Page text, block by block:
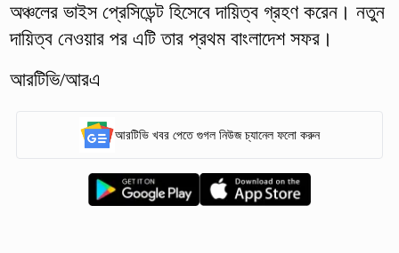
অঞ্চলের ভাইস প্রেসিডেন্ট হিসেবে দায়িত্ব গ্রহণ করেন। নতুন
দায়িত্ব নেওয়ার পর এটি তার প্রথম বাংলাদেশ সফর।
আরটিভি/আরএ
আরটিভি খবর পেতে গুগল নিউজ চ্যানেল ফলো করুন